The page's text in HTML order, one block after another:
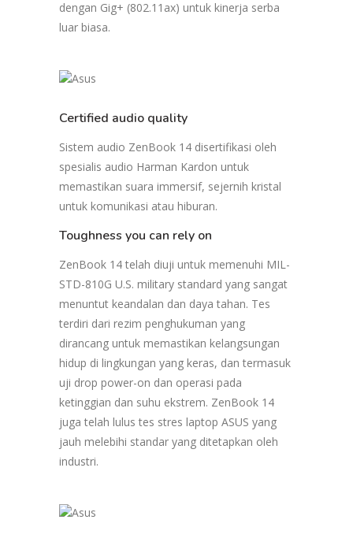
dengan Gig+ (802.11ax) untuk kinerja serba
luar biasa.
Certified audio quality
Sistem audio ZenBook 14 disertifikasi oleh
spesialis audio Harman Kardon untuk
memastikan suara immersif, sejernih kristal
untuk komunikasi atau hiburan.
Toughness you can rely on
ZenBook 14 telah diuji untuk memenuhi MIL-
STD-810G U.S. military standard yang sangat
menuntut keandalan dan daya tahan. Tes
terdiri dari rezim penghukuman yang
dirancang untuk memastikan kelangsungan
hidup di lingkungan yang keras, dan termasuk
uji drop power-on dan operasi pada
ketinggian dan suhu ekstrem. ZenBook 14
juga telah lulus tes stres laptop ASUS yang
jauh melebihi standar yang ditetapkan oleh
industri.